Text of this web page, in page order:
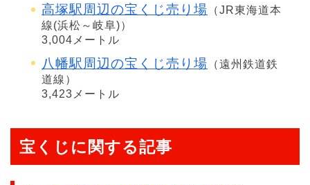
高塚駅周辺の宝くじ売り場 （JR東海道本
線(浜松～岐阜)）
3,004メートル
八幡駅周辺の宝くじ売り場 （遠州鉄道鉄
道線）
3,423メートル
宝くじに関する記事